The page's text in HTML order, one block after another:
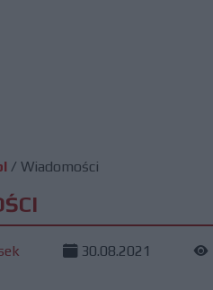
/ Wiadomości
30.08.2021